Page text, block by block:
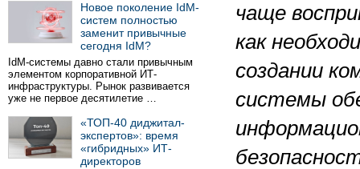
Новое поколение IdM-
систем полностью
заменит привычные
сегодня IdM?
IdM-системы давно стали привычным
элементом корпоративной ИТ-
инфраструктуры. Рынок развивается
уже не первое десятилетие …
«ТОП-40 диджитал-
экспертов»: время
«гибридных» ИТ-
директоров
чаще
как
создании
системы